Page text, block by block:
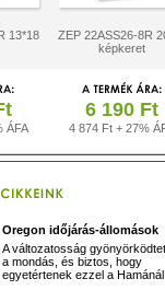
13*18
ZEP 22ASS26-8R
képkeret
ÁFA
6 190 Ft
4 874 Ft + 27%
Oregon időjárás-állomások
A változatosság
a mondás, és biztos, hogy
egyetértenek ezzel a